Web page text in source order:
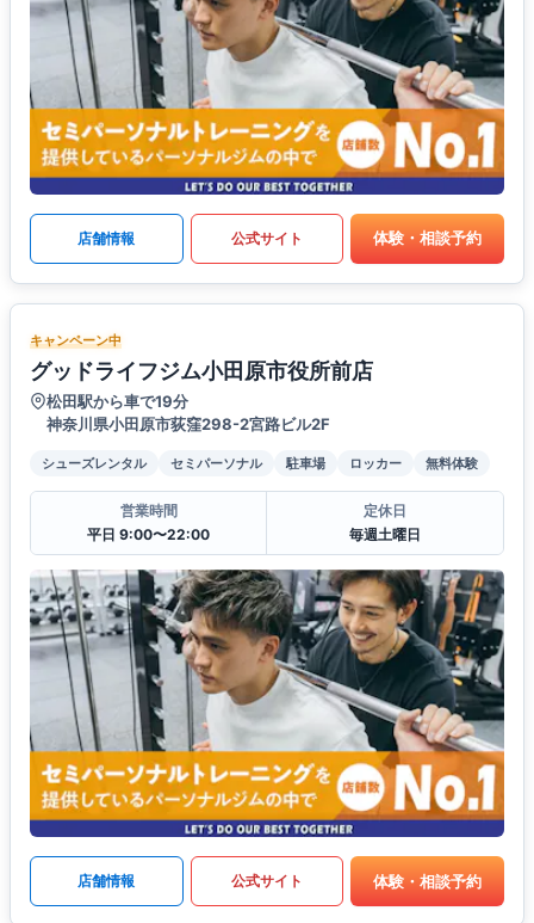
店舗情報 公式サイト 体験・相談予約
キャンペーン中
グッドライフジム小田原市役所前店
松田駅から車で19分
神奈川県小田原市荻窪298-2宮路ビル2F
シューズレンタル セミパーソナル 駐車場 ロッカー 無料体験
営業時間
平日 9:00〜22:00
定休日
毎週土曜日
店舗情報 公式サイト 体験・相談予約